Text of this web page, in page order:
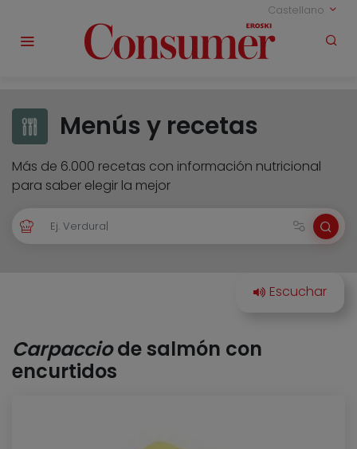
Castellano
Menús y recetas
Más de 6.000 recetas con información nutricional
para saber elegir la mejor
Carpacciode salmón con
encurtidos